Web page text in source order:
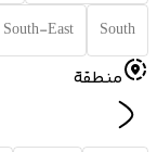
South
South-East
منطقة